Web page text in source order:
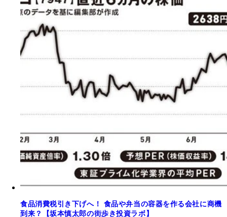
食品消費税引き下げへ！ 食品や弁当の容器を作る会社に商機
到来？【坂本慎太郎の街歩き投資ラボ】